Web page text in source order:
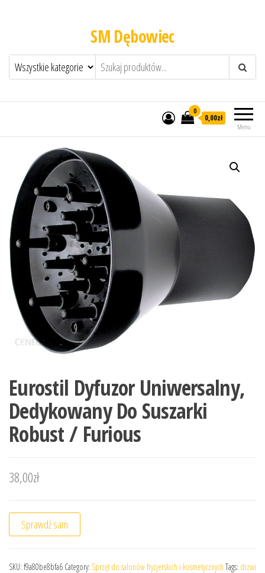
SM Dębowiec
Menu
0
0,00zł
Eurostil Dyfuzor Uniwersalny,
Dedykowany Do Suszarki
Robust / Furious
38,00zł
Sprawdź sam
SKU: f9a80be8bfa6 Category: Sprzęt do salonów fryzjerskich i kosmetycznych Tags: drzwi